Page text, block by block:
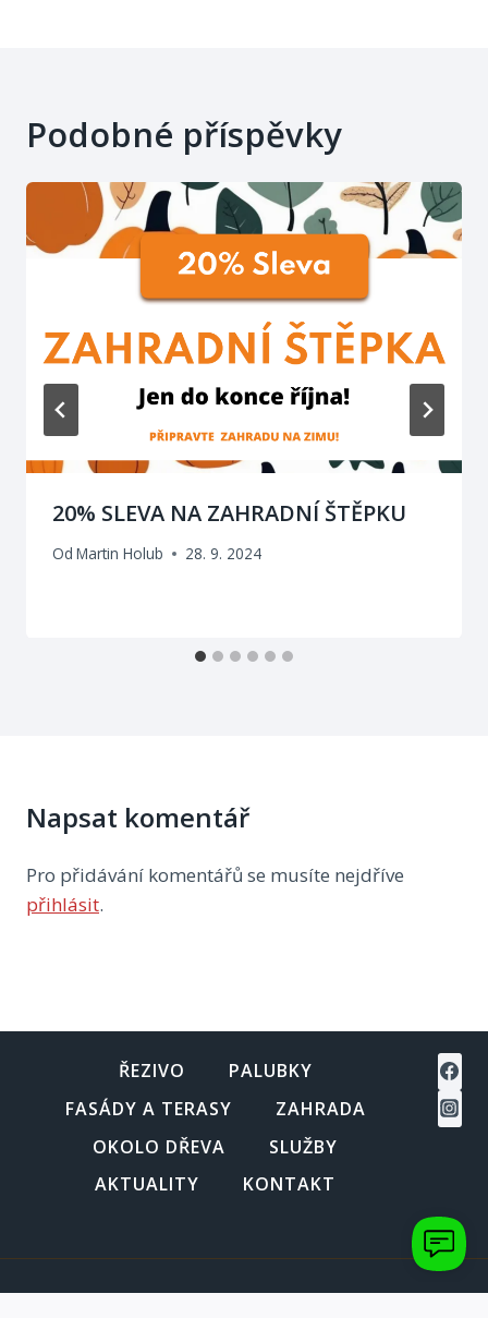
Podobné příspěvky
20% SLEVA NA ZAHRADNÍ ŠTĚPKU
Od Martin Holub 28. 9. 2024
Napsat komentář
Pro přidávání komentářů se musíte nejdříve
přihlásit.
ŘEZIVO
PALUBKY
FASÁDY A TERASY
ZAHRADA
OKOLO DŘEVA
SLUŽBY
AKTUALITY
KONTAKT